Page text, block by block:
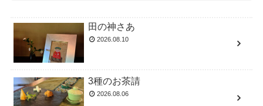
田の神さあ
2026.08.10
3種のお茶請
2026.08.06